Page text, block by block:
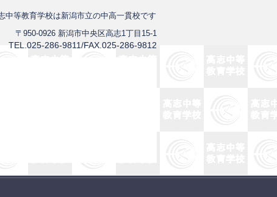
中等教育学校は新潟市立の中高一貫校です
〒950-0926 新潟市中央区高志1丁目15-1
TEL.025-286-9811/FAX.025-286-9812